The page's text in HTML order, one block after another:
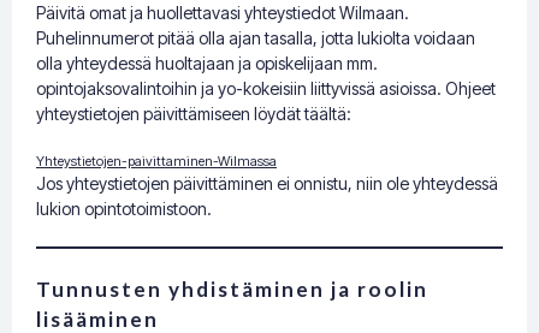
Päivitä omat ja huollettavasi yhteystiedot Wilmaan.
Puhelinnumerot pitää olla ajan tasalla, jotta lukiolta voidaan
olla yhteydessä huoltajaan ja opiskelijaan mm.
opintojaksovalintoihin ja yo-kokeisiin liittyvissä asioissa. Ohjeet
yhteystietojen päivittämiseen löydät täältä:
Yhteystietojen-paivittaminen-Wilmassa
Jos yhteystietojen päivittäminen ei onnistu, niin ole yhteydessä
lukion opintotoimistoon.
Tunnusten yhdistäminen ja roolin
lisääminen